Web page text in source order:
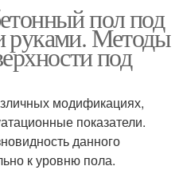
пол под
руками. Методы
под
модификациях,
показатели.
данного
к уровню пола.